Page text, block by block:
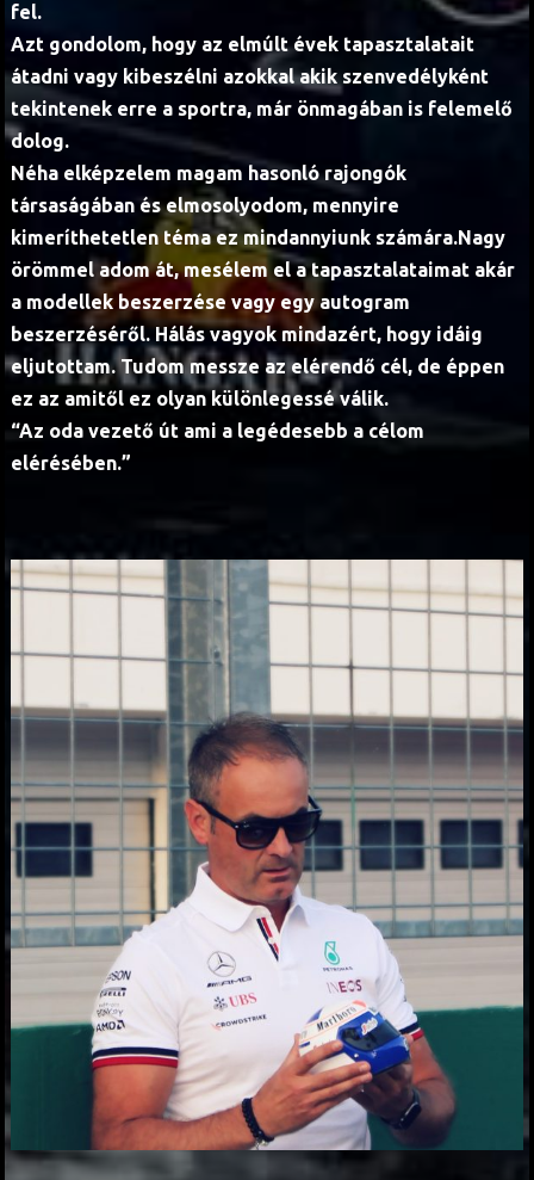
fel.
Azt gondolom, hogy az elmúlt évek tapasztalatait
átadni vagy kibeszélni azokkal akik szenvedélyként
tekintenek erre a sportra, már önmagában is felemelő
dolog.
Néha elképzelem magam hasonló rajongók
társaságában és elmosolyodom, mennyire
kimeríthetetlen téma ez mindannyiunk számára.Nagy
örömmel adom át, mesélem el a tapasztalataimat akár
a modellek beszerzése vagy egy autogram
beszerzéséről. Hálás vagyok mindazért, hogy idáig
eljutottam. Tudom messze az elérendő cél, de éppen
ez az amitől ez olyan különlegessé válik.
“Az oda vezető út ami a legédesebb a célom
elérésében.”